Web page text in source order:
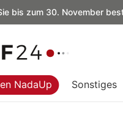
bis zum 30. November
NadaUp Sonstiges